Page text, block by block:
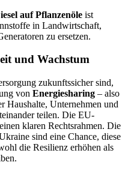
auf Pflanzenöle ist
in Landwirtschaft,
zu ersetzen.
und Wachstum
zukunftssicher sind,
von Energiesharing – also
Haushalte, Unternehmen und
teilen. Die EU-
klaren Rechtsrahmen. Die
sind eine Chance, diese
die Resilienz erhöhen als